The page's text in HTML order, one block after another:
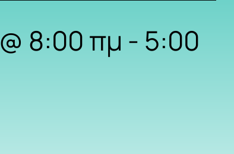
@ 8:00 πμ - 5:00